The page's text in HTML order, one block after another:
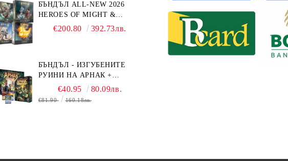
БЪНДЪЛ ALL-NEW 2026
HEROES OF MIGHT &
MAGIC III: THE BOARD
€200.80 392.73лв.
БЪНДЪЛ - ИЗГУБЕНИТЕ
РУИНИ НА АРНАК +
ВОДАЧИ НА ЕКСПЕДИЦИИ
+ ПРОМО КАРТИ
€40.95 80.09лв.
€81.90 160.18лв.